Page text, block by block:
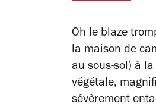
Oh le blaze
la maison de
au sous-sol) à
végétale,
sévèrement